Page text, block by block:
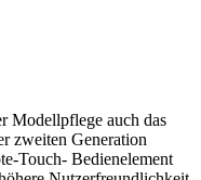
Modellpflege auch das
zweiten Generation
Touch- Bedienelement